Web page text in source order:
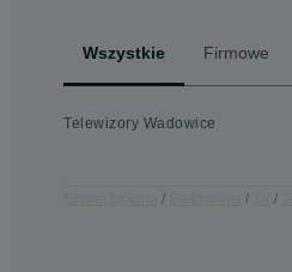
Wszystkie Firmowe
Telewizory Wadowice